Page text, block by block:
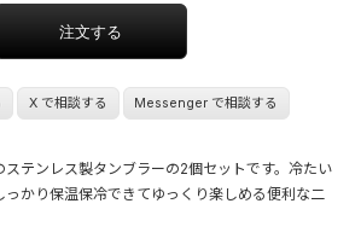
X で相談する Messenger で相談する
テンレス製タンブラーの2個セットです。冷たい
かり保温保冷できてゆっくり楽しめる便利な二